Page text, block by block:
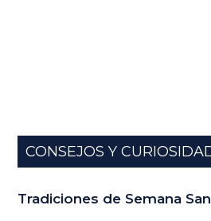
CONSEJOS Y
Tradiciones de Semana